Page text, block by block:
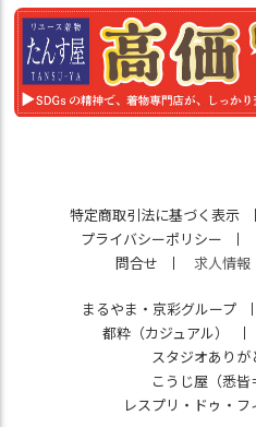
特定商取引法に基づく表示
プライバシーポリシー
問合せ
求人情報
まるやま・京彩グループ
都粋（カジュアル）
スタジオありが
こうじ屋（悉皆
レスプリ・ドゥ・フ